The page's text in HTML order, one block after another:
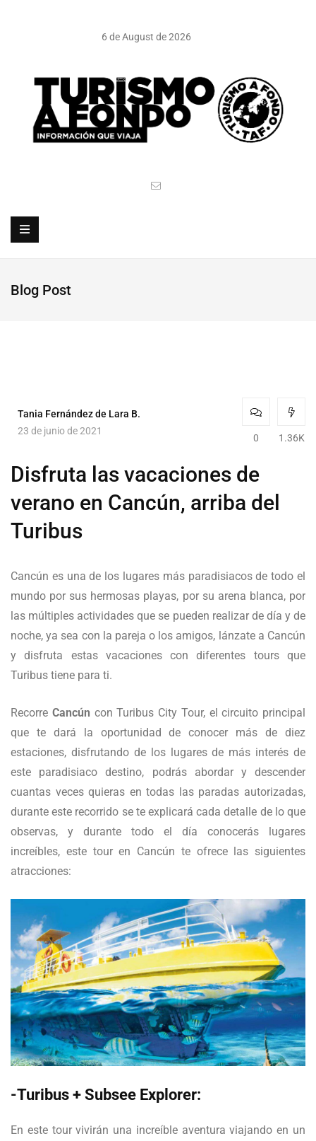
6 de August de 2026
Blog Post
Tania Fernández de Lara B.
23 de junio de 2021
0 1.36K
Disfruta las vacaciones de
verano en Cancún, arriba del
Turibus
Cancún es una de los lugares más paradisiacos de todo el
mundo por sus hermosas playas, por su arena blanca, por
las múltiples actividades que se pueden realizar de día y de
noche, ya sea con la pareja o los amigos, lánzate a Cancún
y disfruta estas vacaciones con diferentes tours que
Turibus tiene para ti.
Recorre Cancún con Turibus City Tour, el circuito principal
que te dará la oportunidad de conocer más de diez
estaciones, disfrutando de los lugares de más interés de
este paradisiaco destino, podrás abordar y descender
cuantas veces quieras en todas las paradas autorizadas,
durante este recorrido se te explicará cada detalle de lo que
observas, y durante todo el día conocerás lugares
increíbles, este tour en Cancún te ofrece las siguientes
atracciones:
-Turibus + Subsee Explorer:
En este tour vivirán una increíble aventura viajando en un